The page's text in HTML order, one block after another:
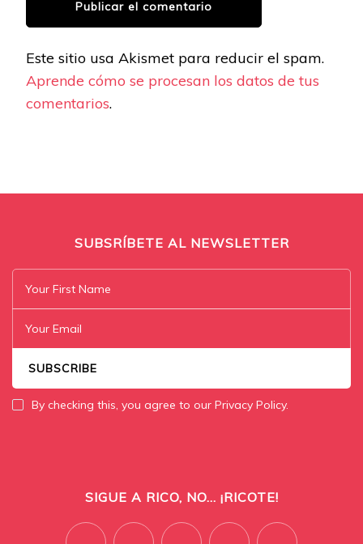
Este sitio usa Akismet para reducir el spam.
Aprende cómo se procesan los datos de tus
comentarios.
SUBSRÍBETE AL NEWSLETTER
By checking this, you agree to our Privacy Policy.
SIGUE A RICO, NO... ¡RICOTE!